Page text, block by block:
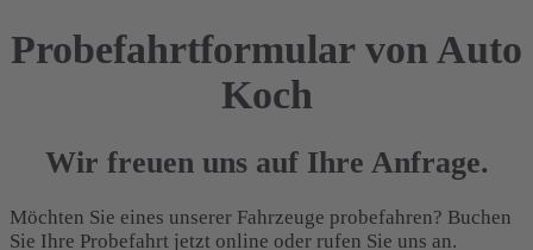
Probefahrtformular von Auto
Koch
Wir freuen uns auf Ihre Anfrage.
Möchten Sie eines unserer Fahrzeuge probefahren? Buchen
Sie Ihre Probefahrt jetzt online oder rufen Sie uns an.